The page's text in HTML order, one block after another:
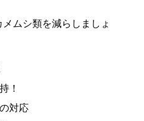
ムシ類を減らしましょ
！
対応